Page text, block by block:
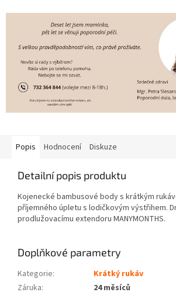
Popis Hodnocení Diskuze
Detailní popis produktu
Kojenecké bambusové body s krátkým
příjemného úpletu s lodičkovým výstřihem.
prodlužovacímu extendoru MANYMONTHS.
Doplňkové parametry
Kategorie:
Krátký rukáv
Záruka: 24 měsíců